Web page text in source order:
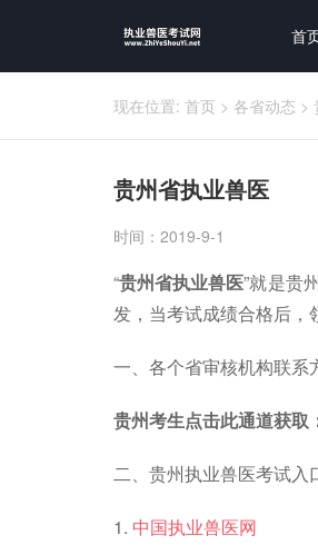
首
现在位置: 首页 > 各省动态 >
贵州省执业兽医
时间：2019-9-1
“贵州省执业兽医”就是贵
发，当考试成绩合格后，
一、各个省审核机构联系
贵州考生点击此通道获取
二、贵州执业兽医考试入
1. 中国执业兽医网